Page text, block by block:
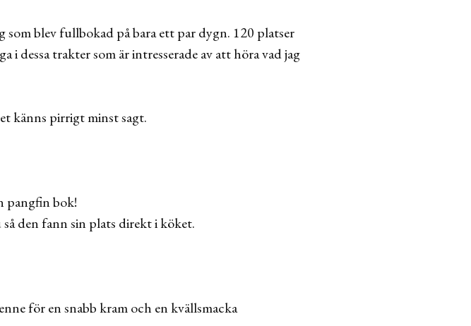
som blev fullbokad på bara ett par dygn. 120 platser
dessa trakter som är intresserade av att höra vad jag
känns pirrigt minst sagt.
pangfin bok!
den fann sin plats direkt i köket.
för en snabb kram och en kvällsmacka